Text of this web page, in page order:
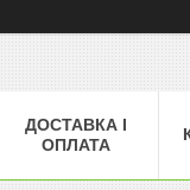
ДОСТАВКА І
ОПЛАТА